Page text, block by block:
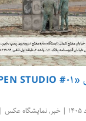
| خبر,نمایشگاه عکس |